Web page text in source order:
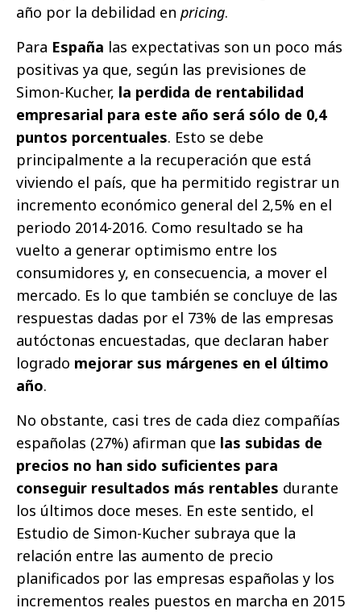
año por la debilidad en pricing.
Para España las expectativas son un poco más
positivas ya que, según las previsiones de
Simon-Kucher, la perdida de rentabilidad
empresarial para este año será sólo de 0,4
puntos porcentuales. Esto se debe
principalmente a la recuperación que está
viviendo el país, que ha permitido registrar un
incremento económico general del 2,5% en el
periodo 2014-2016. Como resultado se ha
vuelto a generar optimismo entre los
consumidores y, en consecuencia, a mover el
mercado. Es lo que también se concluye de las
respuestas dadas por el 73% de las empresas
autóctonas encuestadas, que declaran haber
logrado mejorar sus márgenes en el último
año.
No obstante, casi tres de cada diez compañías
españolas (27%) afirman que las subidas de
precios no han sido suficientes para
conseguir resultados más rentables durante
los últimos doce meses. En este sentido, el
Estudio de Simon-Kucher subraya que la
relación entre las aumento de precio
planificados por las empresas españolas y los
incrementos reales puestos en marcha en 2015